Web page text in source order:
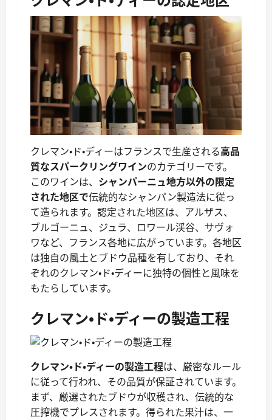
クレマン・ド・ディーはフランスで生産される高品
質なスパークリングワインのカテゴリーです。
このワインは、 シャンパーニュ地方以外の限定
された地区で伝統的なシャンパン製造法に従っ
て造られます。認定された地区は、アルザス、
ブルゴーニュ、ジュラ、ロワール渓谷、サヴォ
ワなど、フランス各地に広がっています。各地区
は独自の風土とブドウ品種を有しており、それ
ぞれのクレマン・ド・ディーに独特の個性と風味を
もたらしています。
クレマン・ド・ディーの製造工程
クレマン・ド・ディーの製造工程は、厳密なルール
に従って行われ、その品質が保証されています。
まず、厳選されたブドウが収穫され、伝統的な
圧搾機でプレスされます。得られた果汁は、一